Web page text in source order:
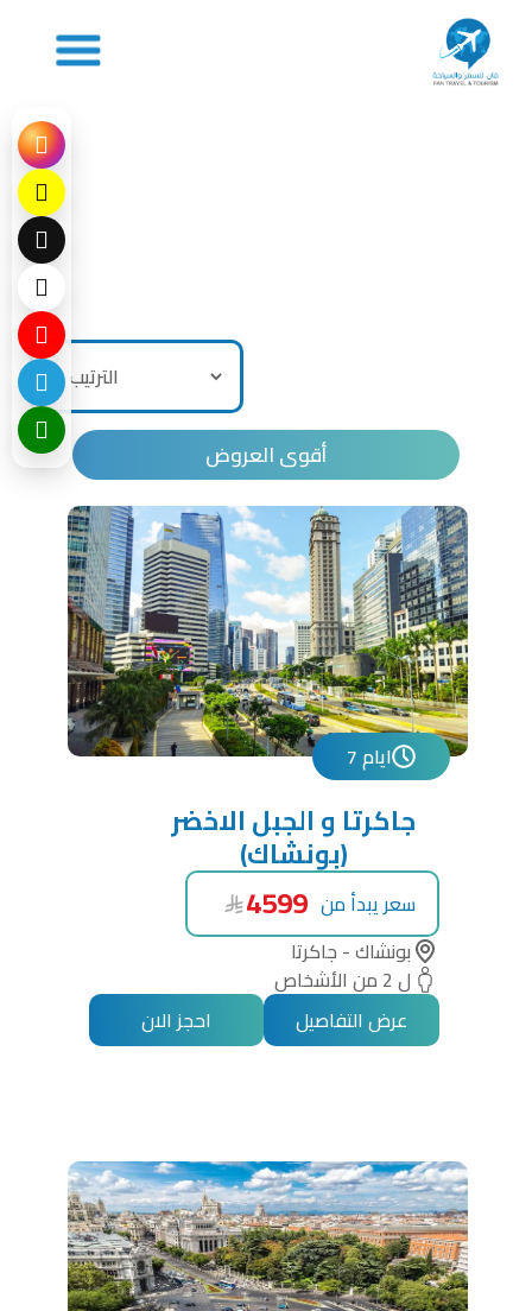
أقوى العروض
7 ايام
جاكرتا و الجبل الاخضر
(بونشاك)
4599 سعر يبدأ من
بونشاك - جاكرتا
ل 2 من الأشخاص
احجز الان
عرض التفاصيل